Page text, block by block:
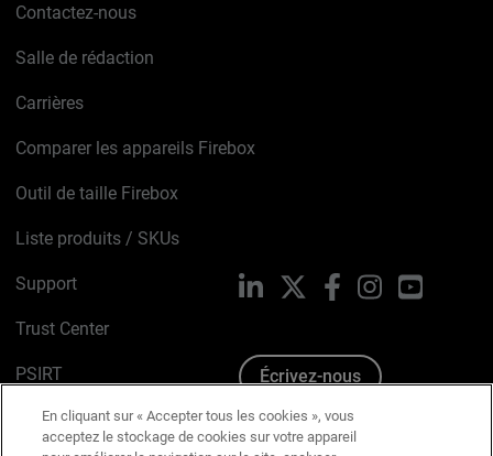
Contactez-nous
Salle de rédaction
Carrières
Comparer les appareils Firebox
Outil de taille Firebox
Liste produits / SKUs
Support
Trust Center
PSIRT
Avis sur les cookies
LinkedIn FacebookInstagramYouTube
Écrivez-nous
En cliquant sur « Accepter tous les cookies », vous
acceptez le stockage de cookies sur votre appareil